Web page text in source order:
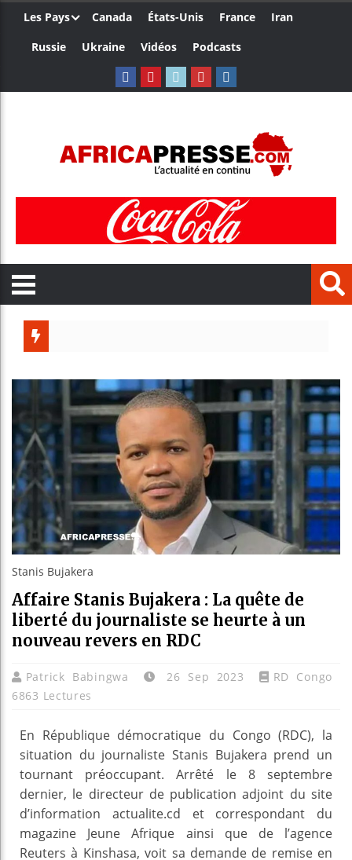
Les Pays Canada États-Unis France
Iran
Russie
Ukraine Vidéos Podcasts
Bénin :
Aliko
Stanis Bujakera
Affaire Stanis Bujakera : La quête de
liberté du journaliste se heurte à un
nouveau revers en RDC
Patrick Babingwa 26 Sep 2023
RD Congo
6863 Lectures
En République démocratique du Congo (RDC), la
situation du journaliste Stanis Bujakera prend un
tournant préoccupant. Arrêté le 8 septembre
dernier, le directeur de publication adjoint du site
d’information actualite.cd et correspondant du
magazine Jeune Afrique ainsi que de l’agence
Reuters à Kinshasa, voit sa demande de remise en